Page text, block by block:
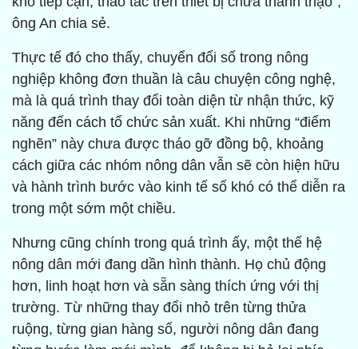
ông An chia sẻ.
Thực tế đó cho thấy, chuyển đổi số trong nông
nghiệp không đơn thuần là câu chuyện công nghệ,
mà là quá trình thay đổi toàn diện từ nhận thức, kỹ
năng đến cách tổ chức sản xuất. Khi những “điểm
nghẽn” này chưa được tháo gỡ đồng bộ, khoảng
cách giữa các nhóm nông dân vẫn sẽ còn hiện hữu
và hành trình bước vào kinh tế số khó có thể diễn ra
trong một sớm một chiều.
Nhưng cũng chính trong quá trình ấy, một thế hệ
nông dân mới đang dần hình thành. Họ chủ động
hơn, linh hoạt hơn và sẵn sàng thích ứng với thị
trường. Từ những thay đổi nhỏ trên từng thửa
ruộng, từng gian hàng số, người nông dân đang